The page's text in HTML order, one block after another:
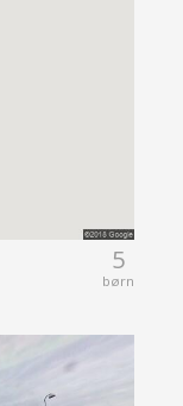
5
børn